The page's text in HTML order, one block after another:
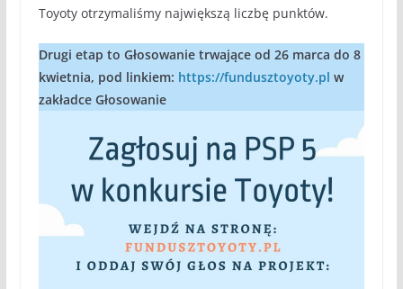
Toyoty otrzymaliśmy największą liczbę punktów.
Drugi etap to Głosowanie trwające od 26 marca do 8
kwietnia, pod linkiem: https://fundusztoyoty.pl w
zakładce Głosowanie